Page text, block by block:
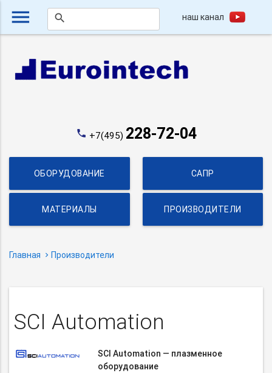
menu search наш канал
phone +7(495) 228-72-04
ОБОРУДОВАНИЕ САПР
МАТЕРИАЛЫ ПРОИЗВОДИТЕЛИ
Главная Производители
SCI Automation
SCI Automation — плазменное
оборудование